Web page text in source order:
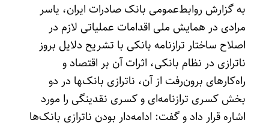
به گزارش روابط‌عمومی بانک صادرات ایران، یاسر
مرادی در همایش ملی اقدامات عملیاتی لازم در
اصلاح ساختار ترازنامه بانکی با تشریح دلایل بروز
ناترازی در نظام بانکی، اثرات آن بر اقتصاد و
راه‌کارهای برون‌رفت از آن، ناترازی بانک‌‌‍ها در دو
بخش کسری ترازنامه‌ای و کسری نقدینگی را مورد
اشاره قرار داد و گفت: ادامه‌دار بودن ناترازی بانک‌ها